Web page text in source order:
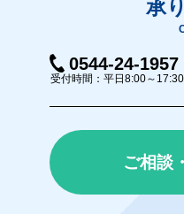
承
0544-24-1957
受付時間：平日8:00～17:30
ご相談